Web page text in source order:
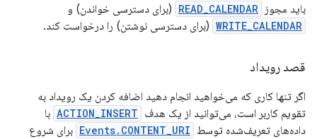
باید مجوز READ_CALENDAR (برای دسترسی خواندن) و
WRITE_CALENDAR (برای دسترسی نوشتن) را درخواست کند.
قصد رویداد
اگر تنها کاری که می‌خواهید انجام دهید اضافه کردن یک رویداد به
تقویم کاربر است، می‌توانید از یک هدف ACTION_INSERT با
داده‌های تعریف‌شده توسط Events.CONTENT_URI برای شروع